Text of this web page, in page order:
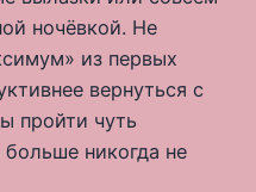
ночёвкой. Не
из первых
вернуться с
пройти чуть
никогда не